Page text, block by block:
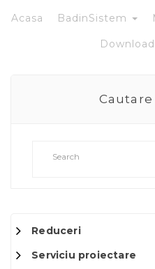
Acasa BadinSistem
Download
Reduceri
Serviciu proiectare